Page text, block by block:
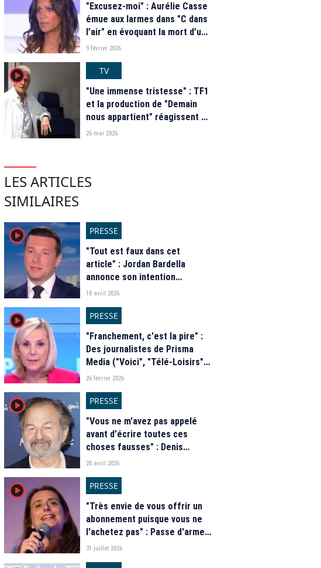
"Excusez-moi" : Aurélie Casse
émue aux larmes dans "C dans
l’air" en évoquant la mort d’un
confrère de BFMTV
9 février 2026
player2
TV
"Une immense tristesse" : TF1
et la production de "Demain
nous appartient" réagissent à
la mort de Pierre Deny
26 mai 2026
LES ARTICLES
SIMILAIRES
player2
PRESSE
"Tout est faux dans cet
article" : Jordan Bardella
annonce son intention
d’attaquer "Le Monde" en
journal rectifie son erreur
18 avril 2026
player2
PRESSE
"Franchement, c'est la pire" :
Des journalistes de Prisma
Media ("Voici", "Télé-Loisirs")
accusent Laurence Ferrari de
magazines du groupe
26 février 2026
player2
PRESSE
"Vous ne m'avez pas appelé
avant d'écrire toutes ces
choses fausses" : Denis
Olivennes dézingue l'enquête
Nora de Grasset
20 avril 2026
player2
PRESSE
"Très envie de vous offrir un
abonnement puisque vous ne
l'achetez pas" : Passe d'armes
entre Marine Tondelier et le
31 juillet 2026